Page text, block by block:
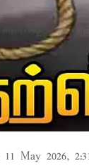
11 May 2026,